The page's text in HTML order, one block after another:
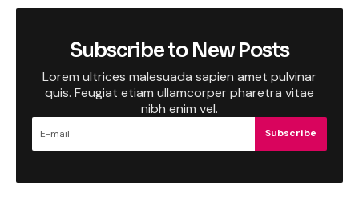
Subscribe to New Posts
Lorem ultrices malesuada sapien amet pulvinar
quis. Feugiat etiam ullamcorper pharetra vitae
nibh enim vel.
Subscribe